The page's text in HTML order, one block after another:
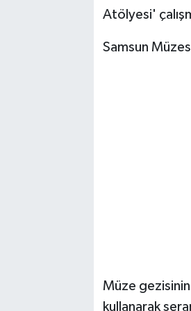
Atölyesi'
Samsun
Müze
kullanarak